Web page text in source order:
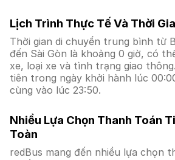
Lịch Trình Thực Tế Và Thời
Thời gian di chuyển trung bình từ
đến Sài Gòn là khoảng 0 giờ, có
xe, loại xe và tình trạng giao
tiên trong ngày khởi hành lúc
cùng vào lúc 23:50.
Nhiều Lựa Chọn Thanh Toán
Toàn
redBus mang đến nhiều lựa chọn